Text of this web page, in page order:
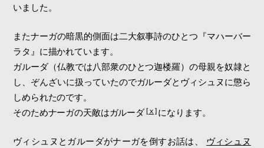
いました。
またナーガの暗黒的側面は二大叙事詩のひとつ『マハーバー
ラタ』に描かれています。
ガルーダ（仏教では八部衆のひとつ迦楼羅）の母親を奴隷と
し、ぞんざいに扱っていたのでガルーダとヴィシュヌに懲ら
しめられたのです。
そのためナーガの天敵はガルーダ [ⅹ] になります。
ヴィシュヌとガルーダがナーガを倒すお話は、 ヴィシュヌ